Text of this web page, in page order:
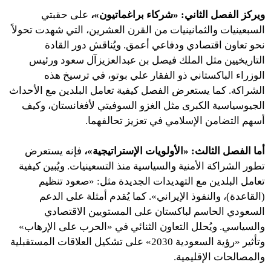
ويركز الفصل الثاني: «شركاء براغماتيون»، على حقبتي
السبعينيات والثمانينيات من القرن العشرين، التي شهدت تحولاً
نحو تعاون اقتصادي ودفاعي أعمق. ويُناقش دور القادة
التاريخيين مثل الملك فيصل بن عبدالعزيزآل سعود ورئيس
الوزراء الباكستاني ذو الفقار علي بوتو، في ترسيخ هذه
الشراكة. كما يستعرض الفصل كيفية تعامل البلدين مع الأحداث
الجيوسياسية الكبرى مثل الغزو السوفيتي لأفغانستان، وكيف
أسهم التضامن الإسلامي في تعزيز تحالفهما.
أما الفصل الثالث: «الأولويات الإستراتيجية»، فإنه يستعرض
تطور الشراكة الأمنية والسياسية منذ التسعينيات. ويُبين كيفية
تعامل البلدين مع التهديدات الجديدة مثل: «صعود تنظيم
(القاعدة)، والنفوذ الإيراني». كما يُقدم أمثلة على الدعم
السعودي الحاسم لباكستان على المستويين الاقتصادي
والسياسي. ويُحلل التعاون الثنائي في «الحرب على الإرهاب»
وتأثير «رؤية السعودية 2030» على تشكيل العلاقات المستقبلية
والمصالحات الإقليمية.